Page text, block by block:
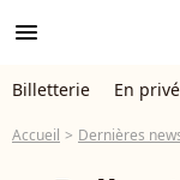
menu
Billetterie En
Accueil Dernières